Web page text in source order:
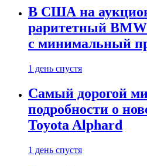
В США на
раритетный BMW
с минимальный
1 день спустя
Самый дорогой
подробности о
Toyota Alphard
1 день спустя